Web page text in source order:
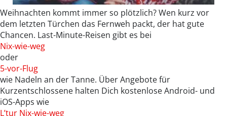
Weihnachten kommt immer so plötzlich? Wen kurz vor
dem letzten Türchen das Fernweh packt, der hat gute
Chancen. Last-Minute-Reisen gibt es bei
Nix-wie-weg
oder
5-vor-Flug
wie Nadeln an der Tanne. Über Angebote für
Kurzentschlossene halten Dich kostenlose Android- und
iOS-Apps wie
L’tur Nix-wie-weg